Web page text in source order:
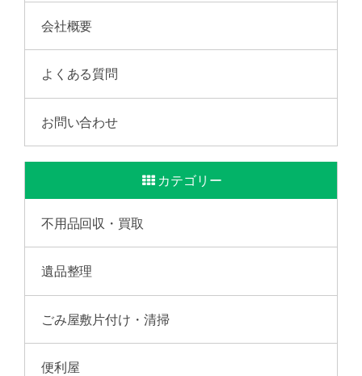
会社概要
よくある質問
お問い合わせ
カテゴリー
不用品回収・買取
遺品整理
ごみ屋敷片付け・清掃
便利屋